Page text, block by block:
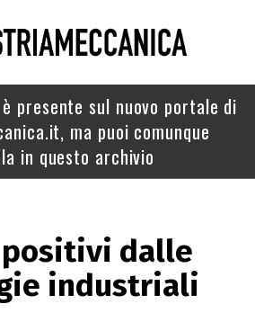
presente sul nuovo portale di
ma puoi comunque
in questo archivio
dalle
industriali